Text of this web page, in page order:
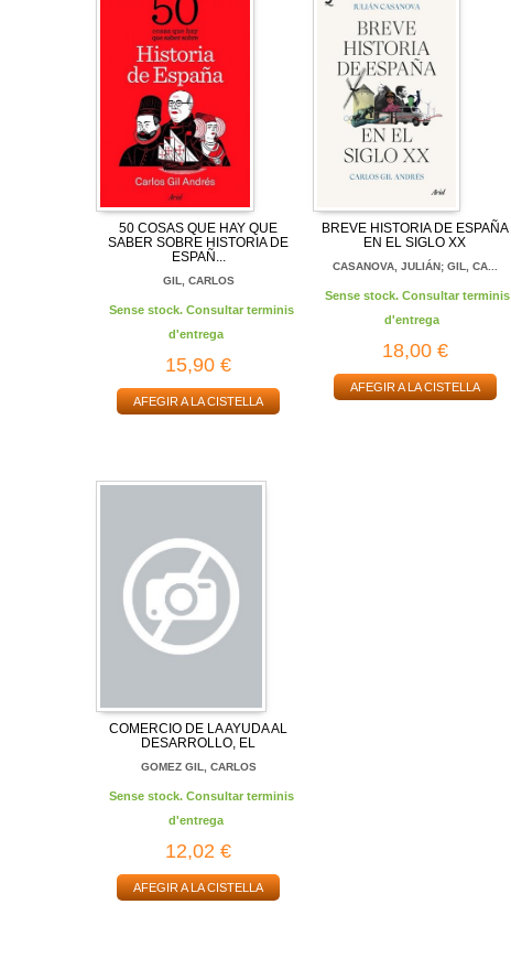
50 COSAS QUE HAY QUE
SABER SOBRE HISTORIA DE
ESPAÑ...
GIL, CARLOS
Sense stock. Consultar terminis
d'entrega
15,90 €
AFEGIR A LA CISTELLA
BREVE HISTORIA DE ESPAÑA
EN EL SIGLO XX
CASANOVA, JULIÁN; GIL, CA...
Sense stock. Consultar terminis
d'entrega
18,00 €
AFEGIR A LA CISTELLA
COMERCIO DE LA AYUDA AL
DESARROLLO, EL
GOMEZ GIL, CARLOS
Sense stock. Consultar terminis
d'entrega
12,02 €
AFEGIR A LA CISTELLA